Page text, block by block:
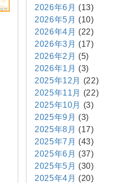
2026年6月 (13)
2026年5月 (10)
2026年4月 (22)
2026年3月 (17)
2026年2月 (5)
2026年1月 (3)
2025年12月
(22)
2025年11月
(22)
2025年10月
(3)
2025年9月 (3)
2025年8月 (17)
2025年7月 (43)
2025年6月 (37)
2025年5月 (30)
2025年4月 (20)